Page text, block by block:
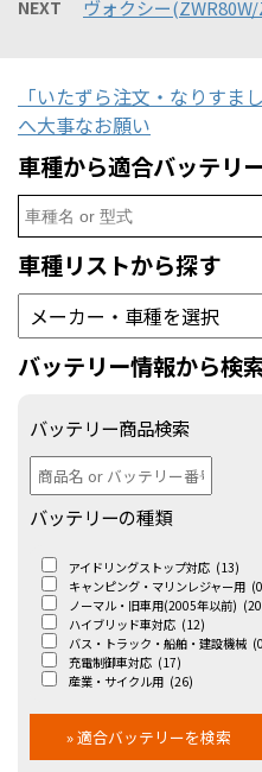
NEXT ヴォクシー
「いたずら注文・なりすま
へ大事なお願い
車種から適合バッテリ
Search
for:
車種リストから探す
バッテリー情報から検
バッテリー商品検索
バッテリーの種類
アイドリングストップ対応 (13)
キャンピング・マリンレジャー用
ノーマル・旧車用(2005年以前)
ハイブリッド車対応 (12)
バス・トラック・船舶・建設機械
充電制御車対応 (17)
産業・サイクル用 (26)